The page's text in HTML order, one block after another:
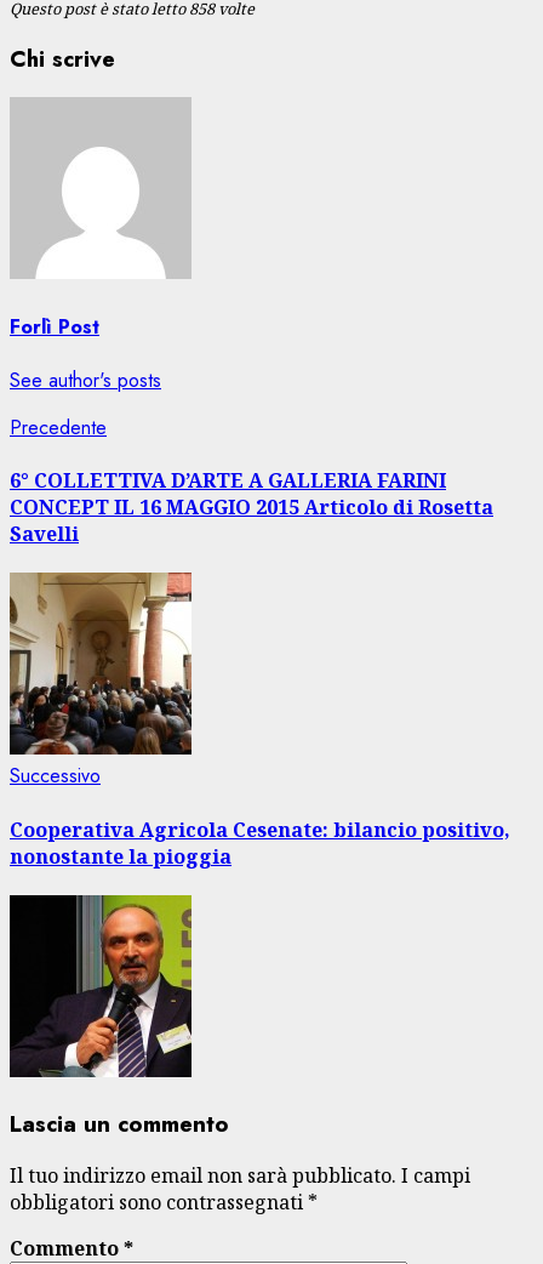
Questo post è stato letto 858 volte
Chi scrive
Forlì Post
See author's posts
Navigazione
articolo
Precedente
6° COLLETTIVA D’ARTE A GALLERIA FARINI
CONCEPT IL 16 MAGGIO 2015 Articolo di Rosetta
Savelli
Successivo
Cooperativa Agricola Cesenate: bilancio positivo,
nonostante la pioggia
Lascia un commento
Il tuo indirizzo email non sarà pubblicato. I campi
obbligatori sono contrassegnati *
Commento*